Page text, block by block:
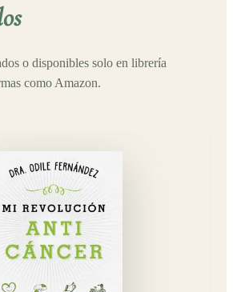
o disponibles solo en librería
como Amazon.